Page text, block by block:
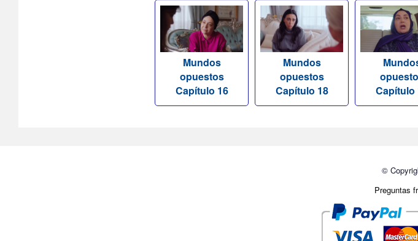
Mundos
opuestos
Capítulo 16
Mundos
opuestos
Capítulo 18
Capítulo
©
Preguntas